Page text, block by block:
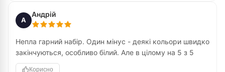
А
Андрій
Непла гарний набір. Один мінус - деякі кольори швидко
закінчуються, особливо білий. Але в цілому на 5 з 5
Корисно